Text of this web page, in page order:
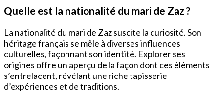
Quelle est la nationalité du mari de Zaz ?
La nationalité du mari de Zaz suscite la curiosité. Son
héritage français se mêle à diverses influences
culturelles, façonnant son identité. Explorer ses
origines offre un aperçu de la façon dont ces éléments
s’entrelacent, révélant une riche tapisserie
d’expériences et de traditions.